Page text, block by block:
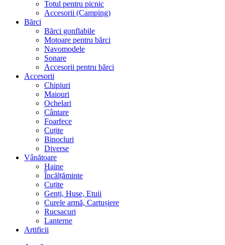
Totul pentru picnic
Accesorii (Camping)
Bărci
Bărci gonflabile
Motoare pentru bărci
Navomodele
Sonare
Accesorii pentru bărci
Accesorii
Chipiuri
Maiouri
Ochelari
Cântare
Foarfece
Cuțite
Binocluri
Diverse
Vânătoare
Haine
Încălțăminte
Cuțite
Genți, Huse, Etuii
Curele armă, Cartușiere
Rucsacuri
Lanterne
Artificii